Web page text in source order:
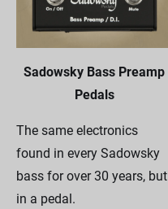
Sadowsky Bass Preamp
Pedals
The same electronics
found in every Sadowsky
bass for over 30 years, but
in a pedal.